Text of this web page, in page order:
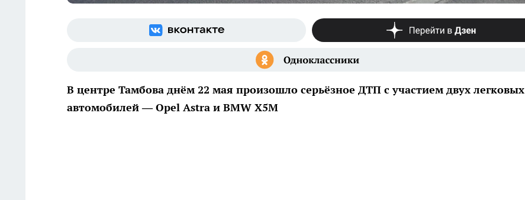
В центре Тамбова днём 22 мая произошло серьёзное ДТП с участием двух легковых
автомобилей — Opel Astra и BMW X5M